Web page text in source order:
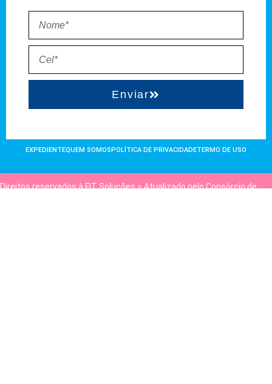
Enviar
EXPEDIENTEQUEM SOMOS POLÍTICA DE PRIVACIDADETERMO DE USO
Direitos reservados à FIT Soluções = Atualizado pelo Consórcio de